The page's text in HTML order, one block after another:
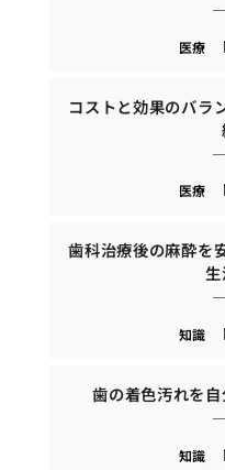
医療
コストと効果のバラ
医療
歯科治療後の麻酔を
知識
歯の着色汚れを
知識